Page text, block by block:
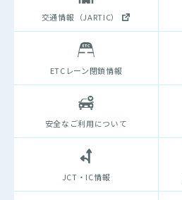
交通情報（JARTIC）
ETCレーン閉鎖情報
安全なご利用について
JCT・IC情報